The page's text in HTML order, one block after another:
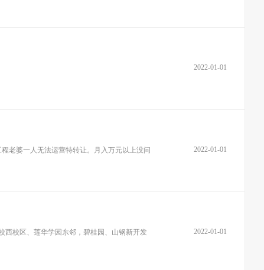
2022-01-01
2022-01-01
老婆一人无法运营特转让。月入万元以上没问
2022-01-01
西校区、莲华学园东邻，碧桂园、山钢新开发